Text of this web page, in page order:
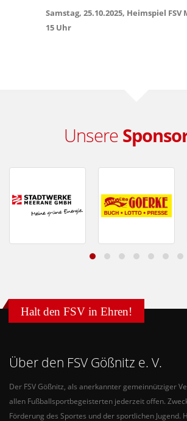
Samstag, 25.10.2025, Heimspiel
15 Uhr
Unsere
Halt den FSV in Ehren!
Über den FSV Gößnitz e. V.
Der FSV Gößnitz, als anerkannter gemeinnütziger
allen Fußballsportbegeisterten jederzeit offen.
Förderung des Sportes und der sportlichen Jugend.